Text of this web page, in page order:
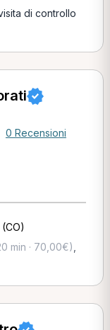
di controllo
0 Recensioni
min · 70,00€)